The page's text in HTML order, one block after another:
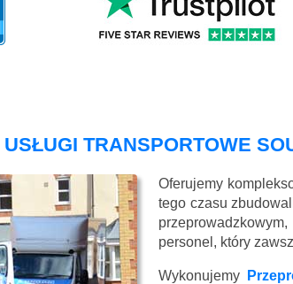
TRANSPORTOWE
Oferujemy
tego czasu
personel, który
Wykonujemy